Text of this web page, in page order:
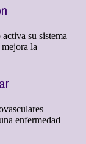
su sistema
la
enfermedad